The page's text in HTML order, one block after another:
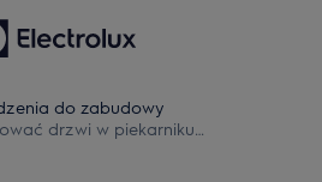
do zabudowy
drzwi w piekarniku